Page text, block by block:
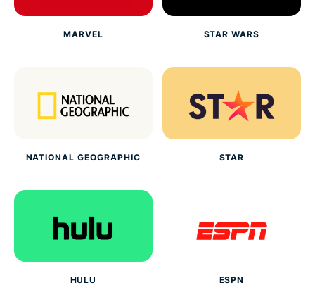
MARVEL STAR WARS
NATIONAL GEOGRAPHIC STAR
HULU ESPN